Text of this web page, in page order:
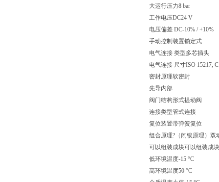
大运行压力8 bar
工作电压DC24 V
电压偏差 DC-10% / +10%
手动控制装置锁定式
电气连接 类型多芯插头
电气连接 尺寸ISO 15217,
密封原理软密封
先导内部
阀门结构形式提动阀
连接类型管式连接
复位装置带弹簧复位
组合原理?（闭锁原理）双
可以组装成块可以组装成块
低环境温度-15 °C
高环境温度50 °C